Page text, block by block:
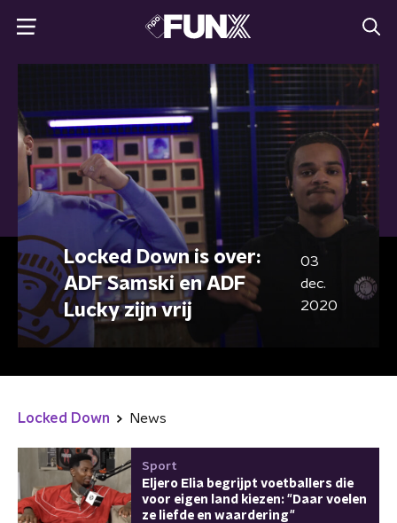
Locked Down is over:
ADF Samski en ADF
Lucky zijn vrij
03
dec.
2020
Locked Down News
Sport
Eljero Elia begrijpt voetballers die
voor eigen land kiezen: "Daar voelen
ze liefde en waardering"